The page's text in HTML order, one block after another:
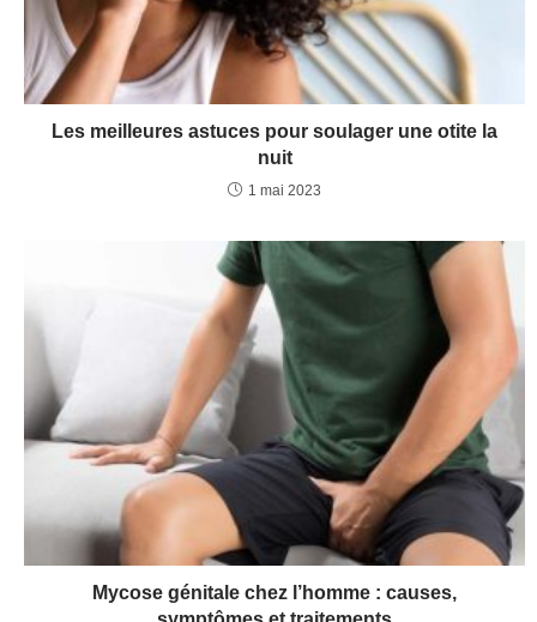
Les meilleures astuces pour soulager une otite la
nuit
1 mai 2023
Mycose génitale chez l’homme : causes,